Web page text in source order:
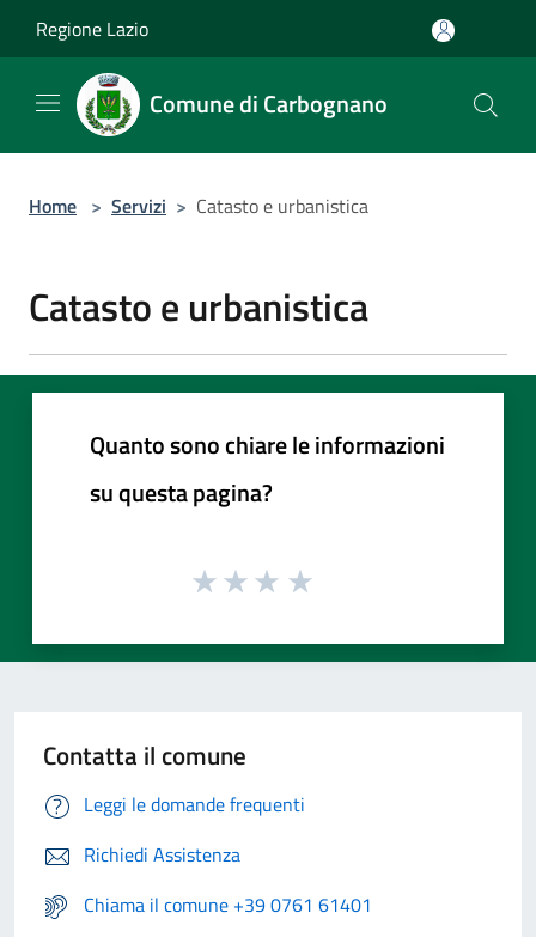
Regione Lazio
Comune di Carbognano
Home > Servizi > Catasto e urbanistica
Catasto e urbanistica
Quanto sono chiare le informazioni
su questa pagina?
Contatta il comune
Leggi le domande frequenti
Richiedi Assistenza
Chiama il comune +39 0761 61401